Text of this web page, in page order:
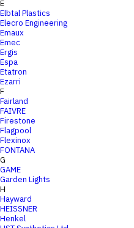
E
Elbtal Plastics
Elecro Engineering
Emaux
Emec
Ergis
Espa
Etatron
Ezarri
F
Fairland
FAIVRE
Firestone
Flagpool
Flexinox
FONTANA
G
GAME
Garden Lights
H
Hayward
HEISSNER
Henkel